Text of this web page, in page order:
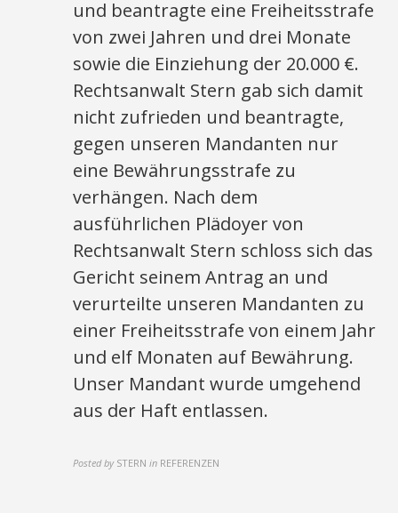
und beantragte eine Freiheitsstrafe
von zwei Jahren und drei Monate
sowie die Einziehung der 20.000 €.
Rechtsanwalt Stern gab sich damit
nicht zufrieden und beantragte,
gegen unseren Mandanten nur
eine Bewährungsstrafe zu
verhängen. Nach dem
ausführlichen Plädoyer von
Rechtsanwalt Stern schloss sich das
Gericht seinem Antrag an und
verurteilte unseren Mandanten zu
einer Freiheitsstrafe von einem Jahr
und elf Monaten auf Bewährung.
Unser Mandant wurde umgehend
aus der Haft entlassen.
Posted by STERN in REFERENZEN